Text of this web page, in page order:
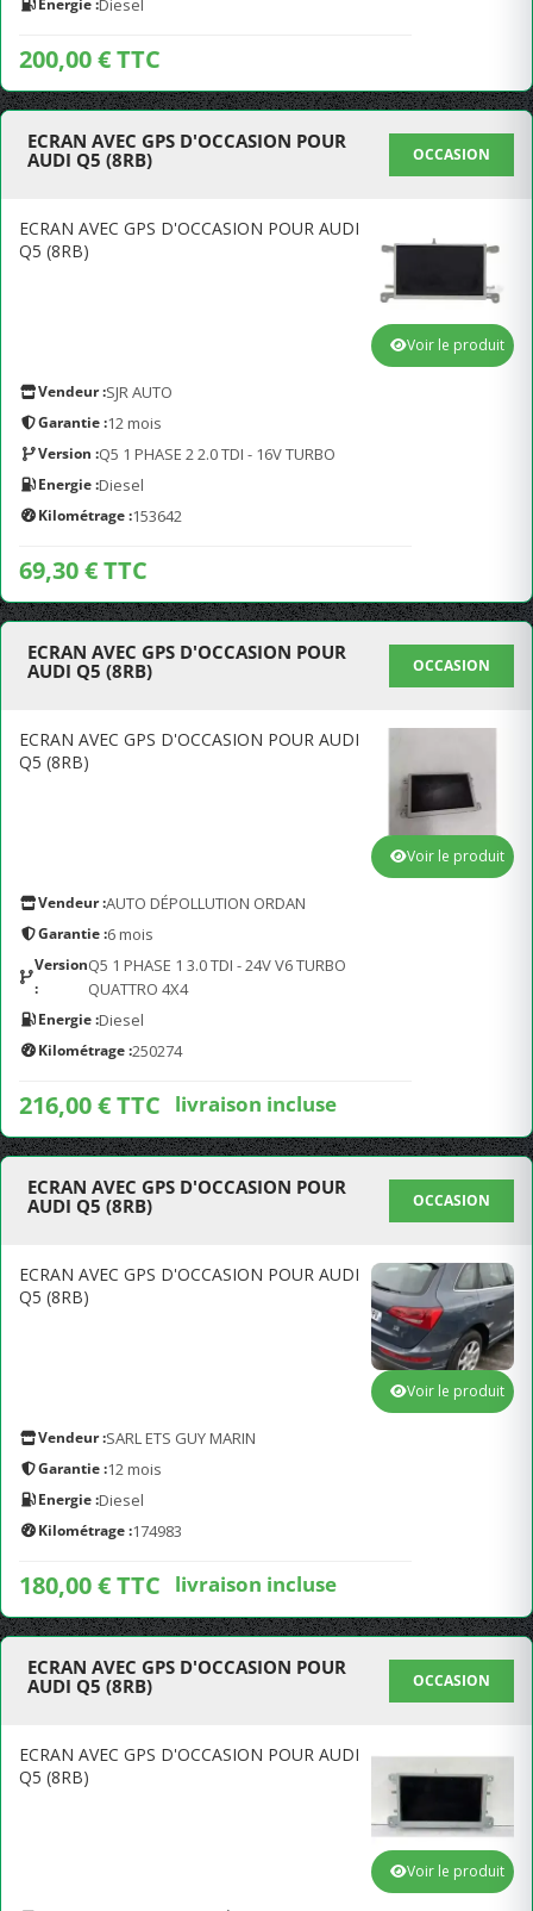
Energie :Diesel
200,00 € TTC
ECRAN AVEC GPS D'OCCASION POUR
AUDI Q5 (8RB)
OCCASION
ECRAN AVEC GPS D'OCCASION POUR AUDI
Q5 (8RB)
Vendeur :SJR AUTO
Garantie :12 mois
Version :Q5 1 PHASE 2 2.0 TDI - 16V TURBO
Energie :Diesel
Kilométrage :153642
69,30 € TTC
Voir le produit
ECRAN AVEC GPS D'OCCASION POUR
AUDI Q5 (8RB)
OCCASION
ECRAN AVEC GPS D'OCCASION POUR AUDI
Q5 (8RB)
Vendeur :AUTO DÉPOLLUTION ORDAN
Garantie :6 mois
Version
:
Q5 1 PHASE 1 3.0 TDI - 24V V6 TURBO
QUATTRO 4X4
Energie :Diesel
Kilométrage :250274
216,00 € TTC livraison incluse
Voir le produit
ECRAN AVEC GPS D'OCCASION POUR
AUDI Q5 (8RB)
OCCASION
ECRAN AVEC GPS D'OCCASION POUR AUDI
Q5 (8RB)
Vendeur :SARL ETS GUY MARIN
Garantie :12 mois
Energie :Diesel
Kilométrage :174983
180,00 € TTC livraison incluse
Voir le produit
ECRAN AVEC GPS D'OCCASION POUR
AUDI Q5 (8RB)
OCCASION
ECRAN AVEC GPS D'OCCASION POUR AUDI
Q5 (8RB)
Voir le produit